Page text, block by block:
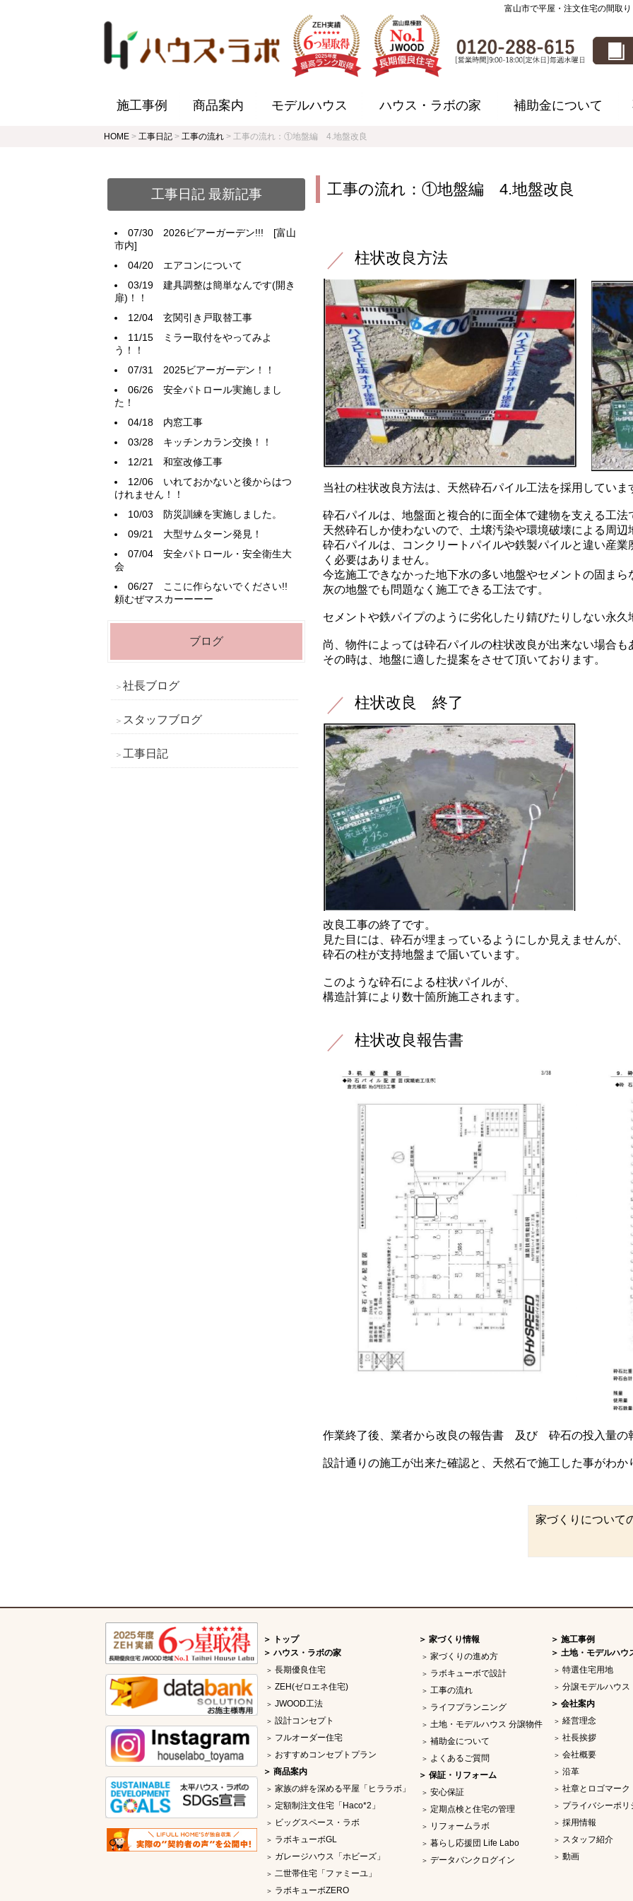
富山市で平屋・注文住宅の間取
施工事例 商品案内 モデルハウス ハウス・ラボの家 補助金について
HOME > 工事日記 > 工事の流れ > 工事の流れ：①地盤編 4.地盤改良
工事の流れ：①地盤編 4.地盤改良
柱状改良方法
当社の柱状改良方法は、天然砕石パイル工法を採用していま
砕石パイルは、地盤面と複合的に面全体で建物を支える工法
天然砕石しか使わないので、土壌汚染や環境破壊による周辺
砕石パイルは、コンクリートパイルや鉄製パイルと違い産
く必要はありません。
今迄施工できなかった地下水の多い地盤やセメントの固ま
灰の地盤でも問題なく施工できる工法です。
セメントや鉄パイプのように劣化したり錆びたりしない永久
尚、物件によっては砕石パイルの柱状改良が出来ない場合も
その時は、地盤に適した提案をさせて頂いております。
柱状改良 終了
改良工事の終了です。
見た目には、砕石が埋まっているようにしか見えませんが、
砕石の柱が支持地盤まで届いています。
このような砕石による柱状パイルが、
構造計算により数十箇所施工されます。
柱状改良報告書
作業終了後、業者から改良の報告書 及び 砕石の投入量の
設計通りの施工が出来た確認と、天然石で施工した事がわか
家づくりについて
工事日記 最新記事
07/30 2026ビアーガーデン!!! [富山
市内]
04/20 エアコンについて
03/19 建具調整は簡単なんです(開き
扉)！！
12/04 玄関引き戸取替工事
11/15
ミラー取付をやってみよ
う！！
07/31 2025ビアーガーデン！！
06/26 安全パトロール実施しまし
た！
04/18 内窓工事
03/28 キッチンカラン交換！！
12/21 和室改修工事
12/06 いれておかないと後からはつ
けれません！！
10/03 防災訓練を実施しました。
09/21 大型サムターン発見！
07/04 安全パトロール・安全衛生大
会
06/27 ここに作らないでください!!
頼むぜマスカーーーー
ブログ
社長ブログ
スタッフブログ
工事日記
トップ
ハウス・ラボの家
長期優良住宅
ZEH(ゼロエネ住宅)
JWOOD工法
設計コンセプト
フルオーダー住宅
おすすめコンセプトプラン
商品案内
家族の絆を深める平屋「ヒララボ」
定額制注文住宅「Haco*2」
ビッグスペース・ラボ
ラボキューボGL
ガレージハウス「ホビーズ」
二世帯住宅「ファミーユ」
ラボキューボZERO
家づくり情報
家づくりの進め方
ラボキューボで設計
工事の流れ
ライフプランニング
土地・モデルハウス 分譲物件
補助金について
よくあるご質問
保証・リフォーム
安心保証
定期点検と住宅の管理
リフォームラボ
暮らし応援団 Life Labo
データバンクログイン
施工事例
土地・モデルハウ
特選住宅用地
分譲モデルハウス
会社案内
経営理念
社長挨拶
会社概要
沿革
社章とロゴマーク
プライバシーポリ
採用情報
スタッフ紹介
動画